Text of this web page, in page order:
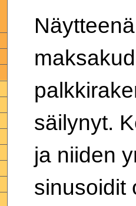
säilynyt.
ja niiden
sinusoidit